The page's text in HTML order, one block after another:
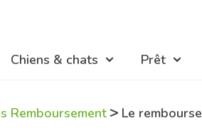
Chiens & chats Prêt
Remboursement> Le